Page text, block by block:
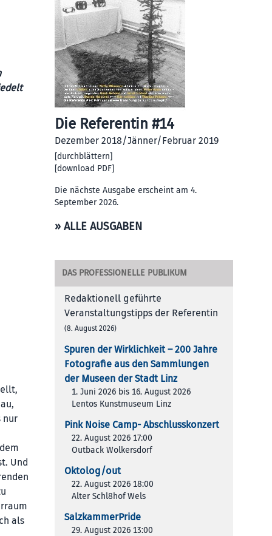
nur
Und
als
Die Referentin #14
Dezember 2018/Jänner/Februar 2019
[durchblättern]
[download PDF]
Die nächste Ausgabe erscheint am 4.
September 2026.
» ALLE AUSGABEN
DAS PROFESSIONELLE PUBLIKUM
Redaktionell geführte
Veranstaltungstipps der Referentin
(8. August 2026)
Spuren der Wirklichkeit – 200 Jah­re
Foto­gra­fie aus den Samm­lun­gen
der Muse­en der Stadt Linz
1. Juni 2026 bis 16. August 2026
Lentos Kunstmuseum Linz
Pink Noise Camp- Abschlusskonzert
22. August 2026 17:00
Outback Wolkersdorf
Oktolog/out
22. August 2026 18:00
Alter Schl8hof Wels
SalzkammerPride
29. August 2026 13:00